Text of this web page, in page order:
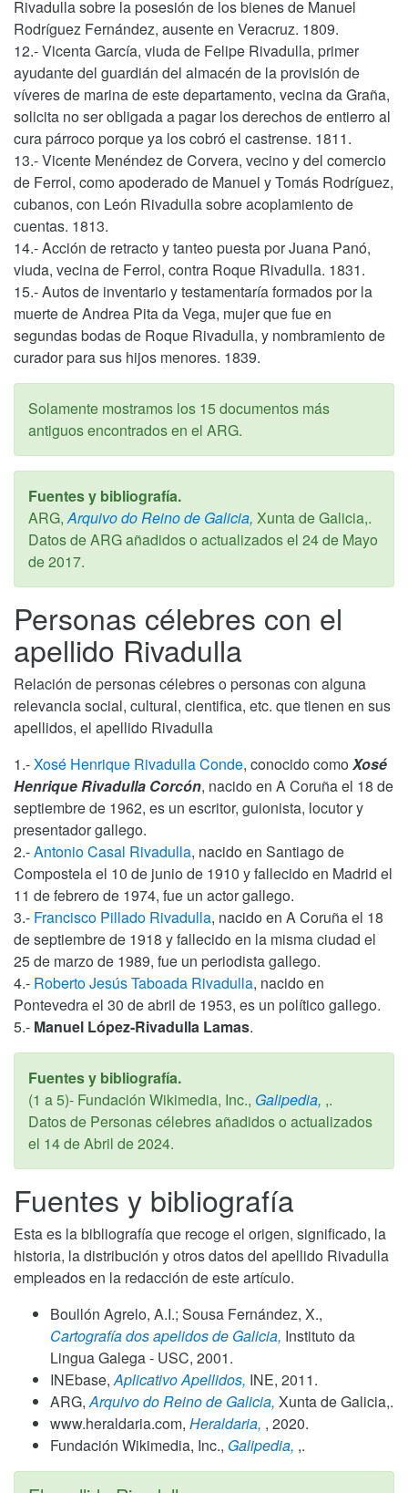
Rivadulla sobre la posesión de los bienes de Manuel
Rodríguez Fernández, ausente en Veracruz. 1809.
12.- Vicenta García, viuda de Felipe Rivadulla, primer
ayudante del guardián del almacén de la provisión de
víveres de marina de este departamento, vecina da Graña,
solicita no ser obligada a pagar los derechos de entierro al
cura párroco porque ya los cobró el castrense. 1811.
13.- Vicente Menéndez de Corvera, vecino y del comercio
de Ferrol, como apoderado de Manuel y Tomás Rodríguez,
cubanos, con León Rivadulla sobre acoplamiento de
cuentas. 1813.
14.- Acción de retracto y tanteo puesta por Juana Panó,
viuda, vecina de Ferrol, contra Roque Rivadulla. 1831.
15.- Autos de inventario y testamentaría formados por la
muerte de Andrea Pita da Vega, mujer que fue en
segundas bodas de Roque Rivadulla, y nombramiento de
curador para sus hijos menores. 1839.
Solamente mostramos los 15 documentos más
antiguos encontrados en el ARG.
Fuentes y bibliografía.
ARG, Arquivo do Reino de Galicia, Xunta de Galicia,.
Datos de ARG añadidos o actualizados el 24 de Mayo
de 2017.
Personas célebres con el
apellido Rivadulla
Relación de personas célebres o personas con alguna
relevancia social, cultural, cientifica, etc. que tienen en sus
apellidos, el apellido Rivadulla
1.-Xosé Henrique Rivadulla Conde, conocido comoXosé
Henrique Rivadulla Corcón, nacido en A Coruña el 18 de
septiembre de 1962, es un escritor, guionista, locutor y
presentador gallego.
2.-Antonio Casal Rivadulla, nacido en Santiago de
Compostela el 10 de junio de 1910 y fallecido en Madrid el
11 de febrero de 1974, fue un actor gallego.
3.- Francisco Pillado Rivadulla, nacido en A Coruña el 18
de septiembre de 1918 y fallecido en la misma ciudad el
25 de marzo de 1989, fue un periodista gallego.
4.- Roberto Jesús Taboada Rivadulla, nacido en
Pontevedra el 30 de abril de 1953, es un político gallego.
5.- Manuel López-Rivadulla Lamas.
Fuentes y bibliografía.
(1 a 5)- Fundación Wikimedia, Inc., Galipedia, ,.
Datos de Personas célebres añadidos o actualizados
el 14 de Abril de 2024.
Fuentes y bibliografía
Esta es la bibliografía que recoge el origen, significado, la
historia, la distribución y otros datos del apellido Rivadulla
empleados en la redacción de este artículo.
Boullón Agrelo, A.I.; Sousa Fernández, X.,
Cartografía dos apelidos de Galicia, Instituto da
Lingua Galega - USC, 2001.
INEbase, Aplicativo Apellidos, INE, 2011.
ARG, Arquivo do Reino de Galicia, Xunta de Galicia,.
www.heraldaria.com, Heraldaria, , 2020.
Fundación Wikimedia, Inc., Galipedia, ,.